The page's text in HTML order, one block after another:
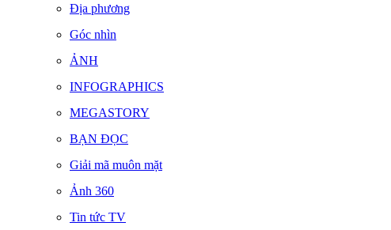
Địa phương
Góc nhìn
ẢNH
INFOGRAPHICS
MEGASTORY
BẠN ĐỌC
Giải mã muôn mặt
Ảnh 360
Tin tức TV